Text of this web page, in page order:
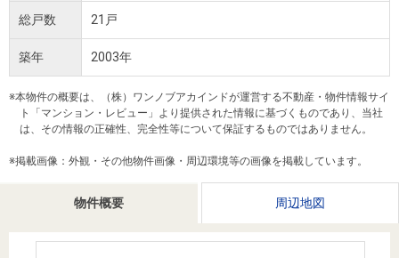
中古
マン
ショ
ンを
探す
築・
中古
一戸
建て
を探
無
料
査
定
却
相
談
売却
店舗のご
案内（首
都圏）
案内（名
古屋）
案内（関
西）
ごあいさ
つ
要
Way
経営ビジ
ョン
組織図
役員一
覧
ニュース
新卒採用
情報
採用情報
採用情報
法人のお客さま
提携企業にお勤めの方
物件概要 周辺地図
総戸数 21戸
築年 2003年
※本物件の概要は、（株）ワンノブアカインドが運営する不動産・物件情報サイ
ト「マンション・レビュー」より提供された情報に基づくものであり、当社
は、その情報の正確性、完全性等について保証するものではありません。
※掲載画像：外観・その他物件画像・周辺環境等の画像を掲載しています。